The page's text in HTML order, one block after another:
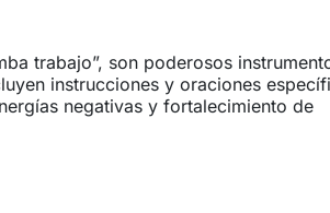
trabajo”, son poderosos
instrucciones y oraciones
negativas y fortalecimiento de